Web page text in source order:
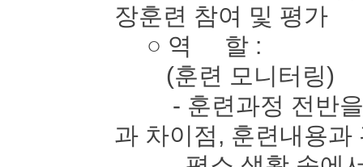
장훈련 참여 및 평가
○ 역 할 :
(훈련 모니터링)
- 훈련과정 전반을
과 차이점, 훈련내용과